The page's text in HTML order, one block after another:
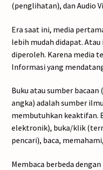
(penglihatan), dan Audio
Era saat ini, media
lebih mudah didapat.
diperoleh. Karena media
Informasi yang
Buku atau sumber
angka) adalah sumber
membutuhkan keaktifan.
elektronik), buka/klik
pencari), baca,
Membaca berbeda